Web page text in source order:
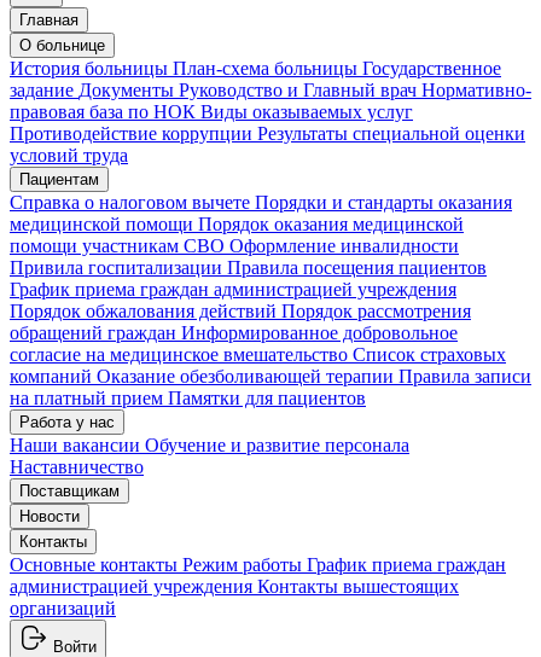
Главная
О больнице
История больницы План-схема больницы Государственное
задание Документы Руководство и Главный врач Нормативно-
правовая база по НОК Виды оказываемых услуг
Противодействие коррупции Результаты специальной оценки
условий труда
Пациентам
Справка о налоговом вычете Порядки и стандарты оказания
медицинской помощи Порядок оказания медицинской
помощи участникам СВО Оформление инвалидности
Привила госпитализации Правила посещения пациентов
График приема граждан администрацией учреждения
Порядок обжалования действий Порядок рассмотрения
обращений граждан Информированное добровольное
согласие на медицинское вмешательство Список страховых
компаний Оказание обезболивающей терапии Правила записи
на платный прием Памятки для пациентов
Работа у нас
Наши вакансии Обучение и развитие персонала
Наставничество
Поставщикам
Новости
Контакты
Основные контакты Режим работы График приема граждан
администрацией учреждения Контакты вышестоящих
организаций
Войти